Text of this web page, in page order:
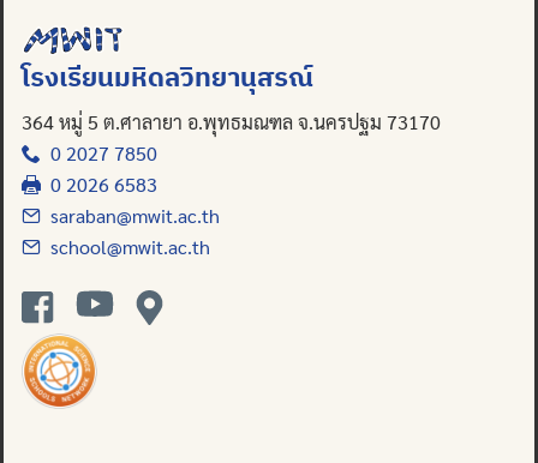
โรงเรียนมหิดลวิทยานุสรณ์
364 หมู่ 5 ต.ศาลายา อ.พุทธมณฑล จ.นครปฐม 73170
0 2027 7850
0 2026 6583
saraban@mwit.ac.th
school@mwit.ac.th